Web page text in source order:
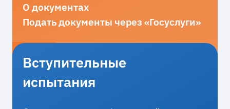
О документах
Подать документы через «Госуслуги»
Вступительные
испытания